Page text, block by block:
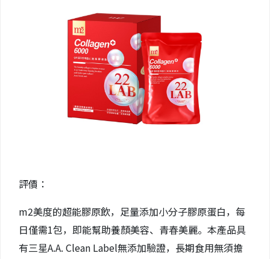
評價：
m2美度的超能膠原飲，足量添加小分子膠原蛋白，每
日僅需1包，即能幫助養顏美容、青春美麗。本產品具
有三星A.A. Clean Label無添加驗證，長期食用無須擔